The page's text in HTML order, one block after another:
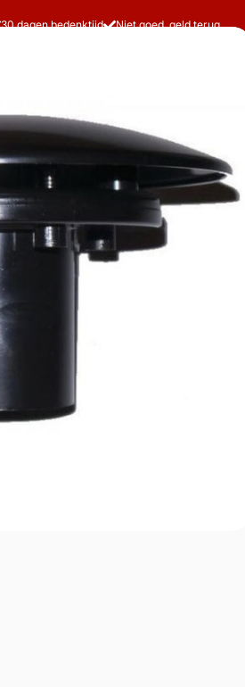
30 dagen bedenktijd Niet goed, geld terug